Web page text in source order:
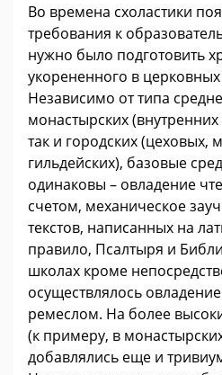
Во времена схоластики
требования к
нужно было подготовить
укорененного в церковных
Независимо от типа
монастырских
так и городских (цеховых,
гильдейских), базовые
одинаковы – овладение
счетом, механическое
текстов, написанных на
правило, Псалтыря и
школах кроме
осуществлялось
ремеслом. На более
(к примеру, в
добавлялись еще и